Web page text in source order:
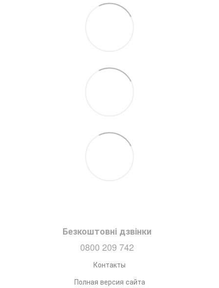
Безкоштовні дзвінки
0800 209 742
Контакты
Полная версия сайта